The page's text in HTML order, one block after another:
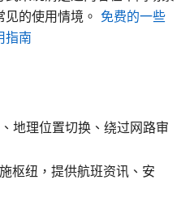
的使用情境。 免费的一些
指南
地理位置切换、绕过网路审
枢纽，提供航班资讯、安